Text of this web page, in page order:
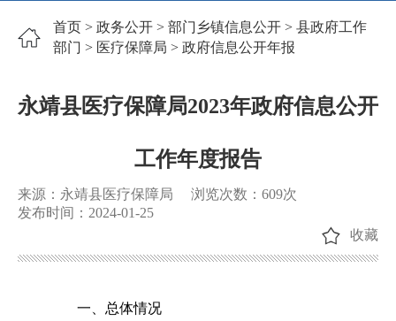
首页 > 政务公开 > 部门乡镇信息公开 > 县政府工作
部门 > 医疗保障局 > 政府信息公开年报
永靖县医疗保障局2023年政府信息公开
工作年度报告
来源：永靖县医疗保障局 浏览次数： 609次
发布时间：2024-01-25
收藏
一、总体情况